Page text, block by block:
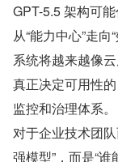
GPT-5.5 架构可
从“能力中心”走
系统将越来越像
真正决定可用性
监控和治理体系。
对于企业技术团
强模型”，而是“